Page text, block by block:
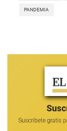
PANDEMIA